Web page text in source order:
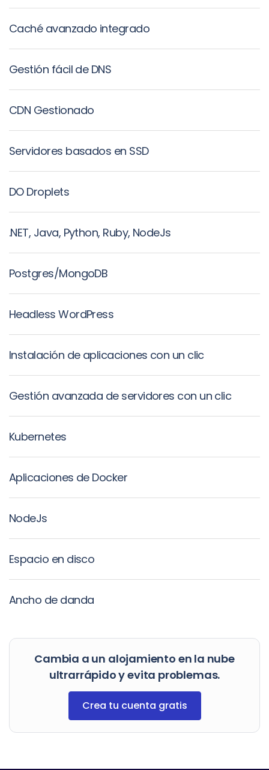
Caché avanzado integrado
Gestión fácil de DNS
CDN Gestionado
Servidores basados en SSD
DO Droplets
.NET, Java, Python, Ruby, NodeJs
Postgres/MongoDB
Headless WordPress
Instalación de aplicaciones con un clic
Gestión avanzada de servidores con un clic
Kubernetes
Aplicaciones de Docker
NodeJs
Espacio en disco
Ancho de danda
Cambia a un alojamiento en la nube
ultrarrápido y evita problemas.
Crea tu cuenta gratis